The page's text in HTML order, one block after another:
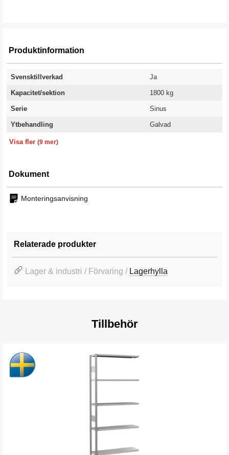
Produktinformation
Svensktillverkad Ja
Kapacitet/sektion 1800 kg
Serie Sinus
Ytbehandling
Galvad
Visa fler (9 mer)
Dokument
Monteringsanvisning
Relaterade produkter
Lager & industri / Förvaring / Lagerhylla
Tillbehör